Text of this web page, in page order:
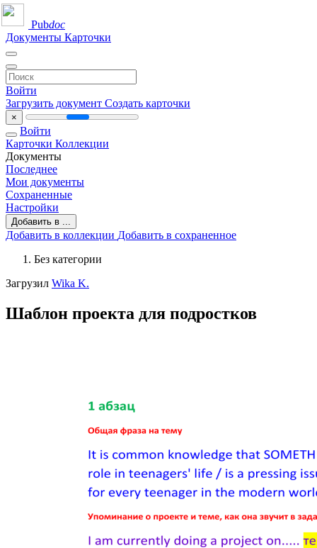
Pubdoc
Документы Карточки
Войти
Загрузить документ Создать карточки
×
Войти
Карточки Коллекции
Документы
Последнее
Мои документы
Сохраненные
Настройки
Добавить в ...
Добавить в коллекции Добавить в сохраненное
Без категории
Загрузил Wika K.
Шаблон проекта для подростков